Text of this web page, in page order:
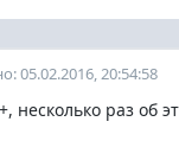
05.02.2016, 20:54:58
несколько раз об